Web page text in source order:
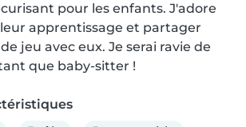
pour les enfants. J'adore
apprentissage et partager
jeu avec eux. Je serai ravie de
que baby-sitter !